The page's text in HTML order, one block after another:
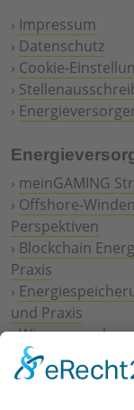
› Impressum
› Datenschutz
› Cookie-
›
›
› meinGAMING
› Offshore-
Perspektiven
› Blockchain
Praxis
›
und Praxis
›Wie
Digitalisierung
Prozesse